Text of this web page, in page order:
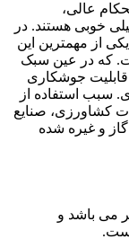
عالی،
خوبی هستند. در
از مهمترین این
که در عین سبک
قابلیت جوشکاری
سبب استفاده از
کشاورزی، صنایع
و غیره شده
نوع ورقها 4 میلی متر می باشد و